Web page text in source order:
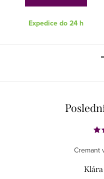
Expedice do 24 h
Cremant